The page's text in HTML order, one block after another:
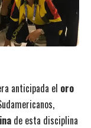
anticipada el oro
de esta disciplina